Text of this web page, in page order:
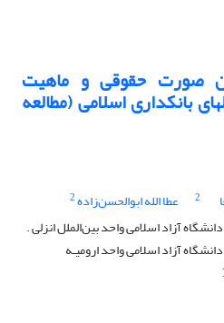
صورت حقوقی و ماهیت
بانکداری اسلامی(مطالعه
2 عطا الله ابوالحسن‌زاده2
آزاد اسلامی واحد بین‌الملل ‌انزلی .
آزاد اسلامی واحد ارومیـه